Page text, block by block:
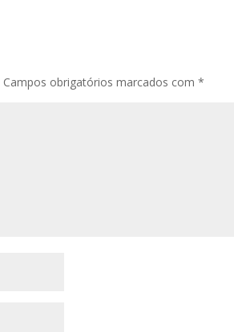
Campos obrigatórios marcados com*